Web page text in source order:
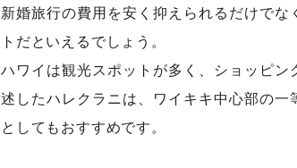
新婚旅行の費用を安く抑えられるだけで
トだといえるでしょう。
ハワイは観光スポットが多く、ショッピ
述したハレクラニは、ワイキキ中心部の
としてもおすすめです。